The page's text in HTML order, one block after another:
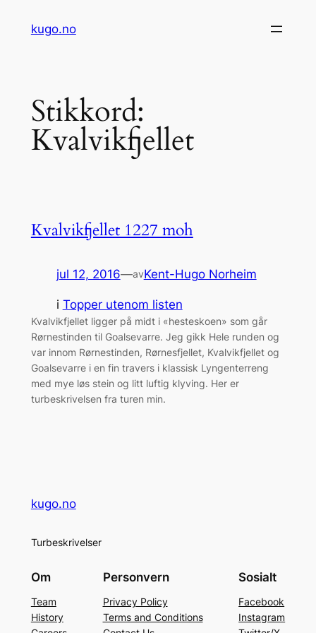
kugo.no
Stikkord:
Kvalvikfjellet
Kvalvikfjellet 1227 moh
jul 12, 2016—avKent-Hugo Norheim
i Topper utenom listen
Kvalvikfjellet ligger på midt i «hesteskoen» som går
Rørnestinden til Goalsevarre. Jeg gikk Hele runden og
var innom Rørnestinden, Rørnesfjellet, Kvalvikfjellet og
Goalsevarre i en fin travers i klassisk Lyngenterreng
med mye løs stein og litt luftig klyving. Her er
turbeskrivelsen fra turen min.
kugo.no
Turbeskrivelser
Om
Team
History
Personvern
Privacy Policy
Terms and Conditions
Sosialt
Facebook
Instagram